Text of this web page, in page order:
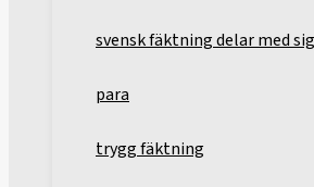
svensk fäktning delar med sig
para
trygg fäktning